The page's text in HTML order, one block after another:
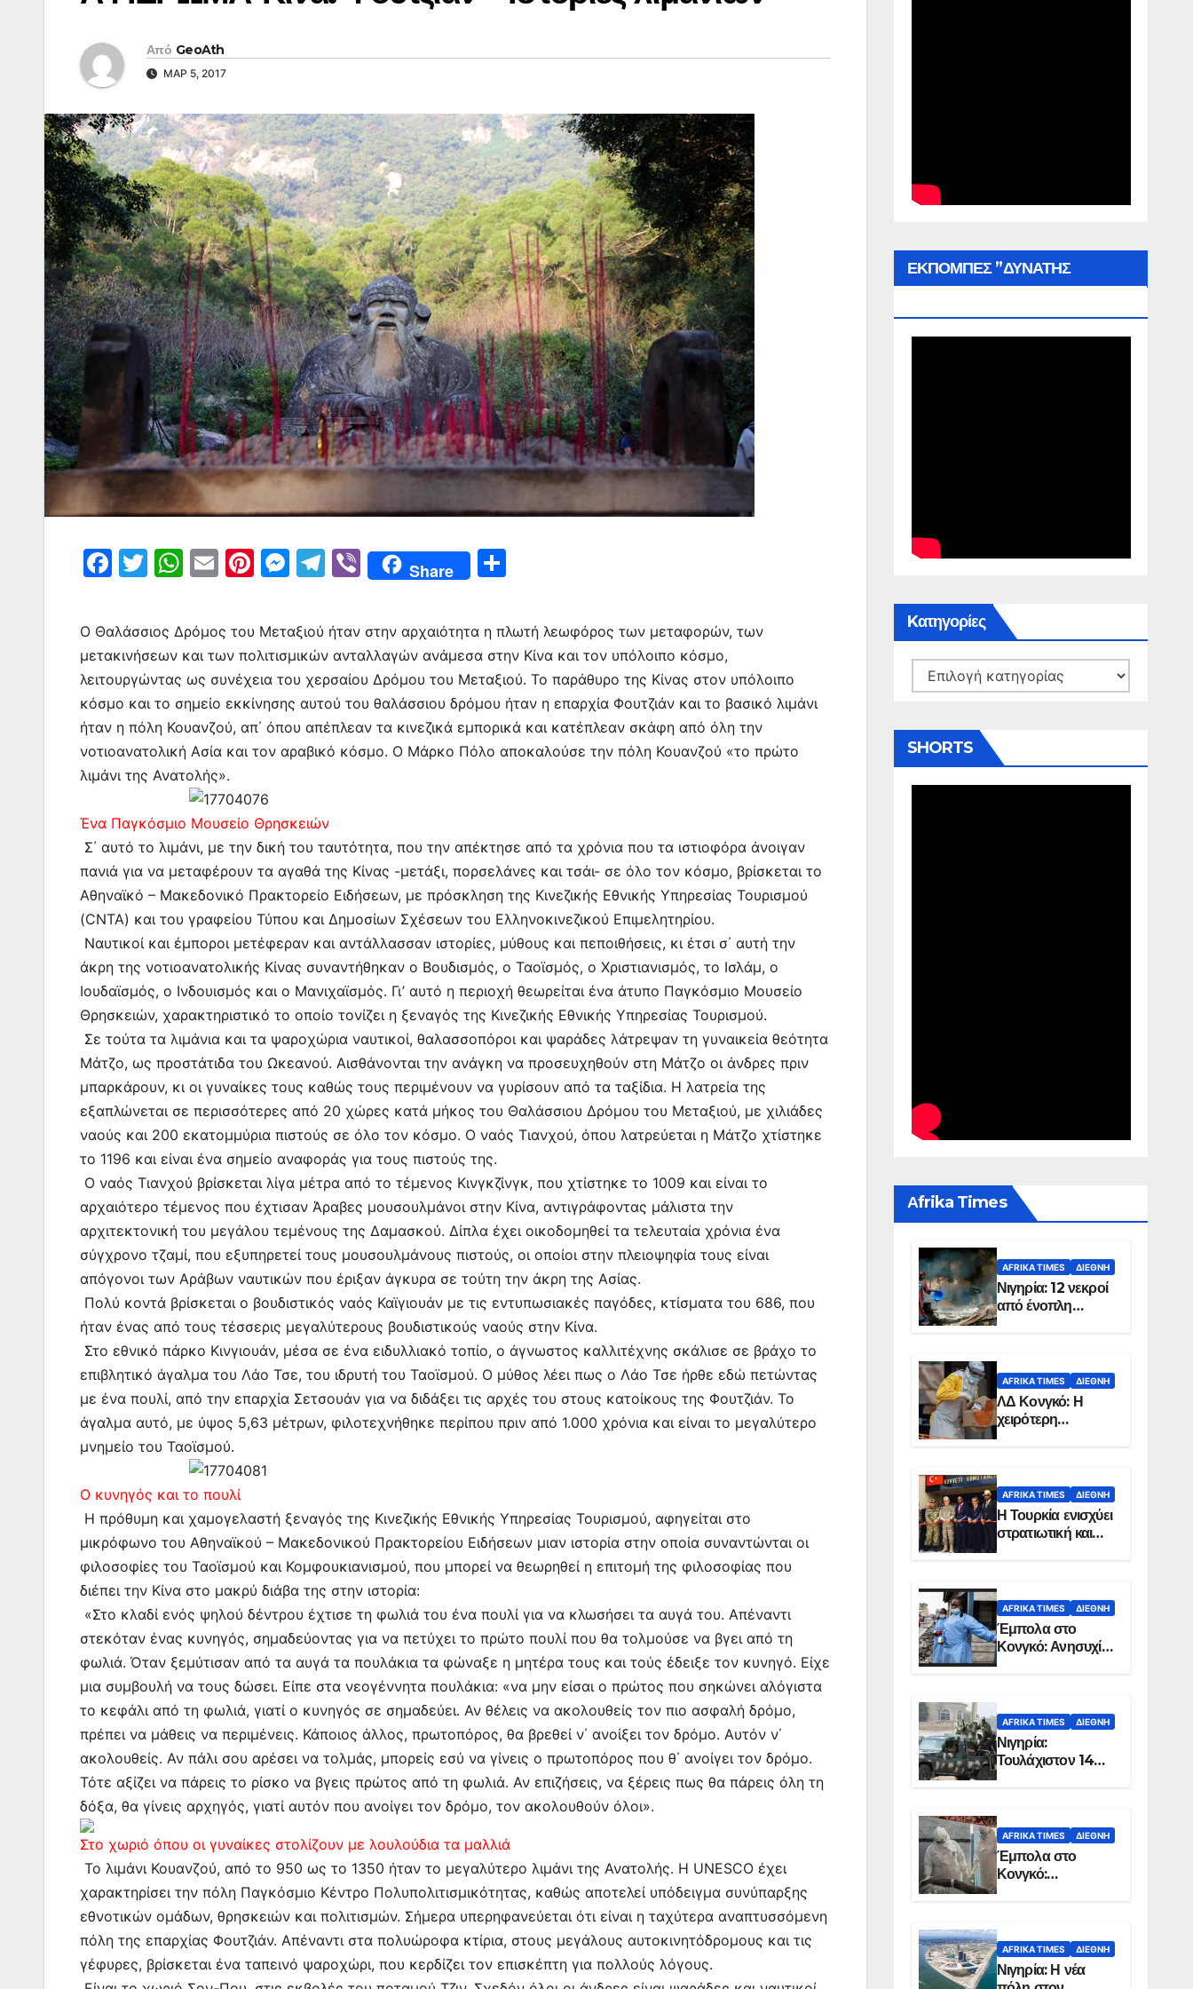
Από GeoAth
ΜΑΡ 5, 2017
F
c
e
b
o
o
k
T
itt
er
W
at
s
A
p
p
E
ai
l
Pi
er
e
st
M
s
s
e
n
g
er
T
e
gr
a
m
Vi
b
er
Share
ρ
α
σ
τε
ίτ
ε
Ο Θαλάσσιος Δρόμος του Μεταξιού ήταν στην αρχαιότητα η πλωτή λεωφόρος των μεταφορών, των
μετακινήσεων και των πολιτισμικών ανταλλαγών ανάμεσα στην Κίνα και τον υπόλοιπο κόσμο,
λειτουργώντας ως συνέχεια του χερσαίου Δρόμου του Μεταξιού. Το παράθυρο της Κίνας στον υπόλοιπο
κόσμο και το σημείο εκκίνησης αυτού του θαλάσσιου δρόμου ήταν η επαρχία Φουτζιάν και το βασικό λιμάνι
ήταν η πόλη Κουανζού, απ΄ όπου απέπλεαν τα κινεζικά εμπορικά και κατέπλεαν σκάφη από όλη την
νοτιοανατολική Ασία και τον αραβικό κόσμο. Ο Μάρκο Πόλο αποκαλούσε την πόλη Κουανζού «το πρώτο
λιμάνι της Ανατολής».
Ένα Παγκόσμιο Μουσείο Θρησκειών
Σ΄ αυτό το λιμάνι, με την δική του ταυτότητα, που την απέκτησε από τα χρόνια που τα ιστιοφόρα άνοιγαν
πανιά για να μεταφέρουν τα αγαθά της Κίνας -μετάξι, πορσελάνες και τσάι- σε όλο τον κόσμο, βρίσκεται το
Αθηναϊκό – Μακεδονικό Πρακτορείο Ειδήσεων, με πρόσκληση της Κινεζικής Εθνικής Υπηρεσίας Τουρισμού
(CNTA) και του γραφείου Τύπου και Δημοσίων Σχέσεων του Ελληνοκινεζικού Επιμελητηρίου.
Ναυτικοί και έμποροι μετέφεραν και αντάλλασσαν ιστορίες, μύθους και πεποιθήσεις, κι έτσι σ΄ αυτή την
άκρη της νοτιοανατολικής Κίνας συναντήθηκαν ο Βουδισμός, ο Ταοϊσμός, ο Χριστιανισμός, το Ισλάμ, ο
Ιουδαϊσμός, ο Ινδουισμός και ο Μανιχαϊσμός. Γι’ αυτό η περιοχή θεωρείται ένα άτυπο Παγκόσμιο Μουσείο
Θρησκειών, χαρακτηριστικό το οποίο τονίζει η ξεναγός της Κινεζικής Εθνικής Υπηρεσίας Τουρισμού.
Σε τούτα τα λιμάνια και τα ψαροχώρια ναυτικοί, θαλασσοπόροι και ψαράδες λάτρεψαν τη γυναικεία θεότητα
Μάτζο, ως προστάτιδα του Ωκεανού. Αισθάνονται την ανάγκη να προσευχηθούν στη Μάτζο οι άνδρες πριν
μπαρκάρουν, κι οι γυναίκες τους καθώς τους περιμένουν να γυρίσουν από τα ταξίδια. Η λατρεία της
εξαπλώνεται σε περισσότερες από 20 χώρες κατά μήκος του Θαλάσσιου Δρόμου του Μεταξιού, με χιλιάδες
ναούς και 200 εκατομμύρια πιστούς σε όλο τον κόσμο. Ο ναός Τιανχού, όπου λατρεύεται η Μάτζο χτίστηκε
το 1196 και είναι ένα σημείο αναφοράς για τους πιστούς της.
Ο ναός Τιανχού βρίσκεται λίγα μέτρα από το τέμενος Κινγκζίνγκ, που χτίστηκε το 1009 και είναι το
αρχαιότερο τέμενος που έχτισαν Άραβες μουσουλμάνοι στην Κίνα, αντιγράφοντας μάλιστα την
αρχιτεκτονική του μεγάλου τεμένους της Δαμασκού. Δίπλα έχει οικοδομηθεί τα τελευταία χρόνια ένα
σύγχρονο τζαμί, που εξυπηρετεί τους μουσουλμάνους πιστούς, οι οποίοι στην πλειοψηφία τους είναι
απόγονοι των Αράβων ναυτικών που έριξαν άγκυρα σε τούτη την άκρη της Ασίας.
Πολύ κοντά βρίσκεται ο βουδιστικός ναός Καϊγιουάν με τις εντυπωσιακές παγόδες, κτίσματα του 686, που
ήταν ένας από τους τέσσερις μεγαλύτερους βουδιστικούς ναούς στην Κίνα.
Στο εθνικό πάρκο Κινγιουάν, μέσα σε ένα ειδυλλιακό τοπίο, ο άγνωστος καλλιτέχνης σκάλισε σε βράχο το
επιβλητικό άγαλμα του Λάο Τσε, του ιδρυτή του Ταοϊσμού. Ο μύθος λέει πως ο Λάο Τσε ήρθε εδώ πετώντας
με ένα πουλί, από την επαρχία Σετσουάν για να διδάξει τις αρχές του στους κατοίκους της Φουτζιάν. Το
άγαλμα αυτό, με ύψος 5,63 μέτρων, φιλοτεχνήθηκε περίπου πριν από 1.000 χρόνια και είναι το μεγαλύτερο
μνημείο του Ταοϊσμού.
Ο κυνηγός και το πουλί
Η πρόθυμη και χαμογελαστή ξεναγός της Κινεζικής Εθνικής Υπηρεσίας Τουρισμού, αφηγείται στο
μικρόφωνο του Αθηναϊκού – Μακεδονικού Πρακτορείου Ειδήσεων μιαν ιστορία στην οποία συναντώνται οι
φιλοσοφίες του Ταοϊσμού και Κομφουκιανισμού, που μπορεί να θεωρηθεί η επιτομή της φιλοσοφίας που
διέπει την Κίνα στο μακρύ διάβα της στην ιστορία:
«Στο κλαδί ενός ψηλού δέντρου έχτισε τη φωλιά του ένα πουλί για να κλωσήσει τα αυγά του. Απέναντι
στεκόταν ένας κυνηγός, σημαδεύοντας για να πετύχει το πρώτο πουλί που θα τολμούσε να βγει από τη
φωλιά. Όταν ξεμύτισαν από τα αυγά τα πουλάκια τα φώναξε η μητέρα τους και τούς έδειξε τον κυνηγό. Είχε
μια συμβουλή να τους δώσει. Είπε στα νεογέννητα πουλάκια: «να μην είσαι ο πρώτος που σηκώνει αλόγιστα
το κεφάλι από τη φωλιά, γιατί ο κυνηγός σε σημαδεύει. Αν θέλεις να ακολουθείς τον πιο ασφαλή δρόμο,
πρέπει να μάθεις να περιμένεις. Κάποιος άλλος, πρωτοπόρος, θα βρεθεί ν΄ ανοίξει τον δρόμο. Αυτόν ν΄
ακολουθείς. Αν πάλι σου αρέσει να τολμάς, μπορείς εσύ να γίνεις ο πρωτοπόρος που θ΄ ανοίγει τον δρόμο.
Τότε αξίζει να πάρεις το ρίσκο να βγεις πρώτος από τη φωλιά. Αν επιζήσεις, να ξέρεις πως θα πάρεις όλη τη
δόξα, θα γίνεις αρχηγός, γιατί αυτόν που ανοίγει τον δρόμο, τον ακολουθούν όλοι».
Στο χωριό όπου οι γυναίκες στολίζουν με λουλούδια τα μαλλιά
Το λιμάνι Κουανζού, από το 950 ως το 1350 ήταν το μεγαλύτερο λιμάνι της Ανατολής. Η UNESCO έχει
χαρακτηρίσει την πόλη Παγκόσμιο Κέντρο Πολυπολιτισμικότητας, καθώς αποτελεί υπόδειγμα συνύπαρξης
εθνοτικών ομάδων, θρησκειών και πολιτισμών. Σήμερα υπερηφανεύεται ότι είναι η ταχύτερα αναπτυσσόμενη
πόλη της επαρχίας Φουτζιάν. Απέναντι στα πολυώροφα κτίρια, στους μεγάλους αυτοκινητόδρομους και τις
γέφυρες, βρίσκεται ένα ταπεινό ψαροχώρι, που κερδίζει τον επισκέπτη για πολλούς λόγους.
ΕΚΠΟΜΠΕΣ ”ΔΥΝΑΤΗΣ
Kατηγορίες
Kατηγορίες
SHORTS
Αfrika Times
AFRIKA TIMES ΔΙΕΘΝΉ
Νιγηρία: 12 νεκροί
από ένοπλη
επίθεση σε χωριό
AFRIKA TIMES ΔΙΕΘΝΉ
ΛΔ Κονγκό: Η
χειρότερη
επιδημία Έμπολα
χώρας
AFRIKA TIMES ΔΙΕΘΝΉ
Η Τουρκία ενισχύει
στρατιωτική και
ενεργειακή
Σομαλία
AFRIKA TIMES ΔΙΕΘΝΉ
Έμπολα στο
Κονγκό: Ανησυχία
για τη μεγάλη
AFRIKA TIMES ΔΙΕΘΝΉ
Νιγηρία:
Τουλάχιστον 14
νεκροί από
στην Οτούκπο
AFRIKA TIMES ΔΙΕΘΝΉ
Έμπολα στο
Κονγκό:
Ξεπέρασαν τους
AFRIKA TIMES ΔΙΕΘΝΉ
Νιγηρία: Η νέα